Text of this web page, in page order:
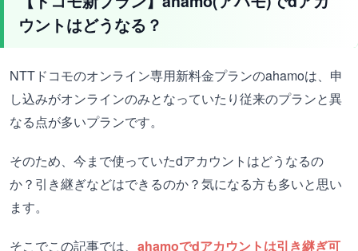
ウントはどうなる？
NTTドコモのオンライン専用新料金プランのahamoは、申
し込みがオンラインのみとなっていたり従来のプランと異
なる点が多いプランです。
そのため、今まで使っていたdアカウントはどうなるの
か？引き継ぎなどはできるのか？気になる方も多いと思い
ます。
そこでこの記事では、 ahamoでdアカウントは引き継ぎ可